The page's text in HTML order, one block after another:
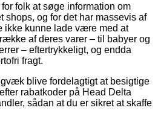
folk at søge information om
shops, og for det har massevis af
ikke kunne lade være med at
af deres varer – til babyer og
– eftertrykkeligt, og endda
fragt.
blive fordelagtigt at besigtige
rabatkoder på Head Delta
sådan at du er sikret at skaffe